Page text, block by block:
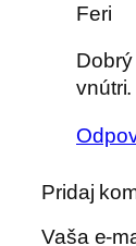
Feri
vnútri.
Pridaj
Vaša e-